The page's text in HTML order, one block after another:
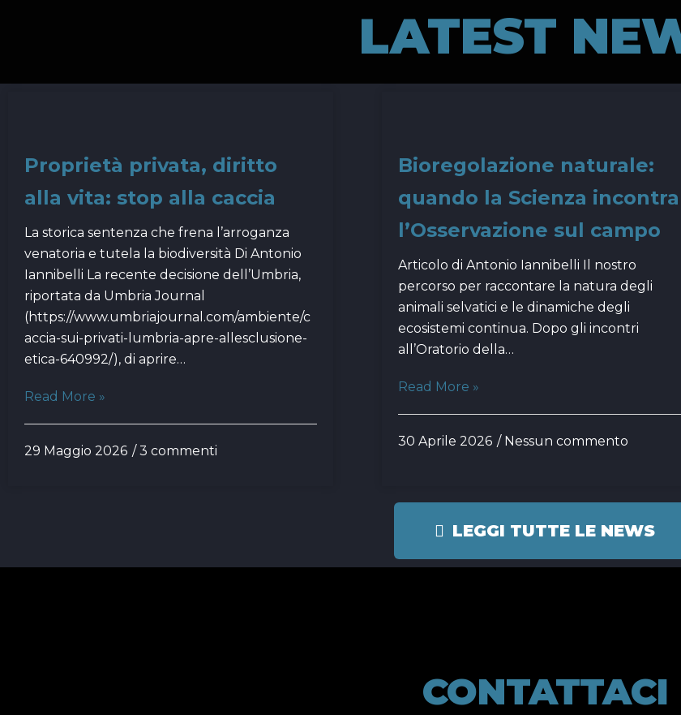
LATEST
Proprietà privata, diritto
alla vita: stop alla caccia
La storica sentenza che frena l’arroganza
venatoria e tutela la biodiversità Di Antonio
Iannibelli La recente decisione dell’Umbria,
riportata da Umbria Journal
(https://www.umbriajournal.com/ambiente/c
accia-sui-privati-lumbria-apre-allesclusione-
etica-640992/), di aprire…
Read More »
29 Maggio 2026 3 commenti
Bioregolazione naturale:
quando la Scienza incontra
l’Osservazione sul campo
Articolo di Antonio Iannibelli Il nostro
percorso per raccontare la natura degli
animali selvatici e le dinamiche degli
ecosistemi continua. Dopo gli incontri
all’Oratorio della…
Read More »
30 Aprile 2026 Nessun commento
LEGGI TUTTE LE NEWS
CONTATTACI